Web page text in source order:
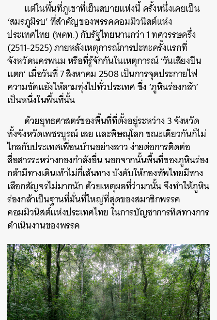
แต่ในพื้นที่ภูเขาที่เย็นสบายแห่งนี้ ครั้งหนึ่งเคยเป็น
‘สมรภูมิรบ’ ที่สำคัญของพรรคคอมมิวนิสต์แห่ง
ประเทศไทย (พคท.) กับรัฐไทยนานกว่า 1 ทศวรรษครึ่ง
(2511-2525) ภายหลังเหตุการณ์การปะทะครั้งแรกที่
จังหวัดนครพนม หรือที่รู้จักกันในเหตุการณ์ ‘วันเสียงปืน
แตก’ เมื่อวันที่ 7 สิงหาคม 2508 เป็นการจุดประกายไฟ
ความขัดแย้งให้ลามทุ่งไปทั่วประเทศ ซึ่ง ‘ภูหินร่องกล้า’
เป็นหนึ่งในพื้นที่นั้น
ด้วยยุทธศาสตร์ของพื้นที่ที่ตั้งอยู่ระหว่าง 3 จังหวัด
ทั้งจังหวัดเพชรบูรณ์ เลย และพิษณุโลก ขณะเดียวกันก็ไม่
ไกลกับประเทศเพื่อนบ้านอย่างลาว ง่ายต่อการติดต่อ
สื่อสารระหว่างกองกำลังอื่น นอกจากนั้นพื้นที่ของภูหินร่อง
กล้ามีทางเดินเท้าไม่กี่เส้นทาง บังคับให้กองทัพไทยมีทาง
เลือกสัญจรไม่มากนัก ด้วยเหตุผลที่ว่ามานั้น จึงทำให้ภูหิน
ร่องกล้าเป็นฐานที่มั่นที่ใหญ่ที่สุดของสมาชิกพรรค
คอมมิวนิสต์แห่งประเทศไทย ในการบัญชาการทิศทางการ
ดำเนินงานของพรรค